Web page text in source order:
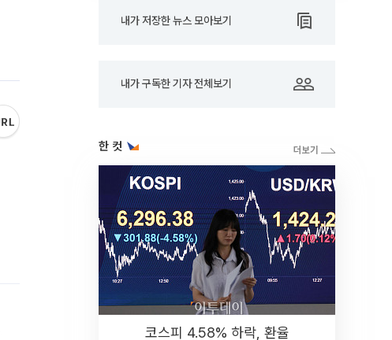
내가 저장한 뉴스 모아보기
내가 구독한 기자 전체보기
한 컷
코스피 4.58% 하락, 환율